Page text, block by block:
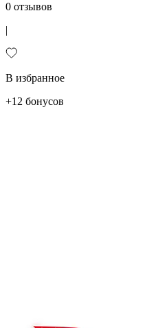
0 отзывов
|
В избранное
+12 бонусов